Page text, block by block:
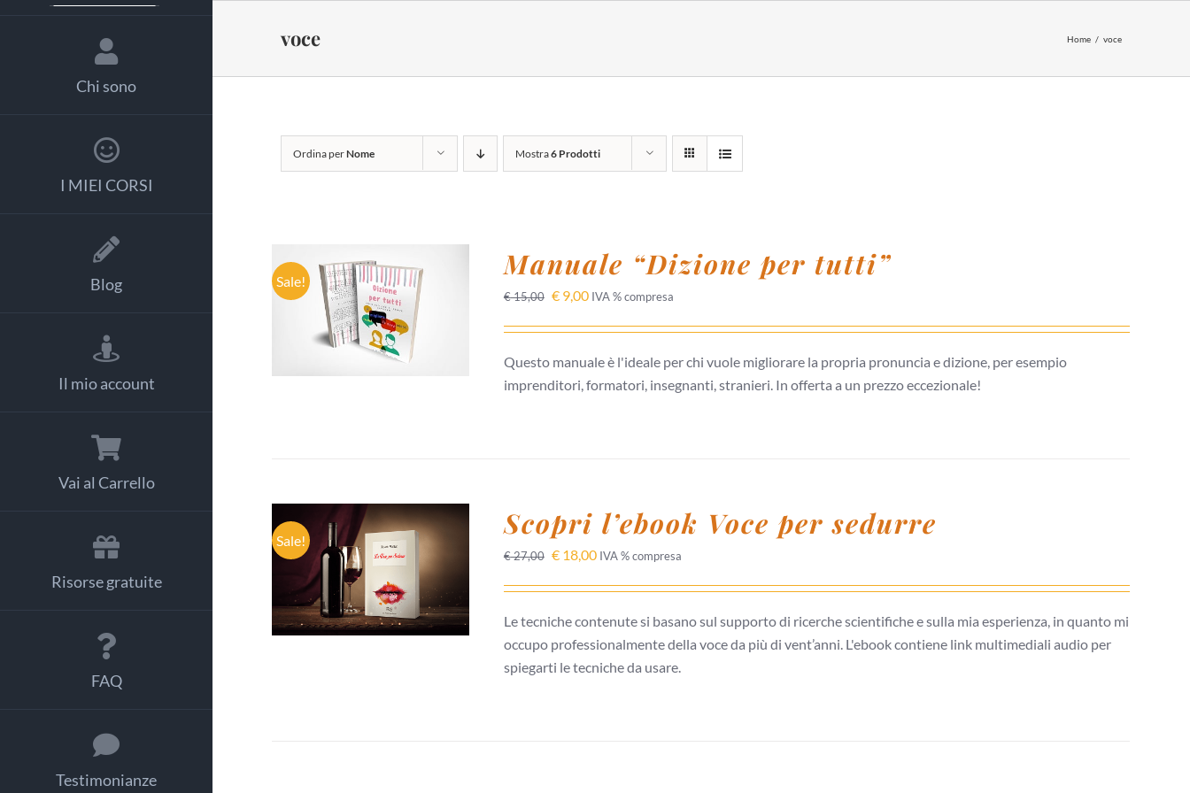
Chi sono
I MIEI CORSI
Blog
Il mio account
Vai al Carrello
Risorse gratuite
FAQ
Testimonianze
voce Home voce
Ordina perNome Mostra6 Prodotti
Sale!
AGGIUNGI AL
CARRELLO
/
DETTAGLI
Manuale “Dizione per tutti”
€15,00 €9,00 IVA % compresa
Questo manuale è l'ideale per chi vuole migliorare la propria pronuncia e dizione, per esempio
imprenditori, formatori, insegnanti, stranieri. In offerta a un prezzo eccezionale!
Sale!
AGGIUNGI AL
CARRELLO
DETTAGLI
Scopri l’ebook Voce per sedurre
€27,00 €18,00 IVA % compresa
Le tecniche contenute si basano sul supporto di ricerche scientifiche e sulla mia esperienza, in quanto mi
occupo professionalmente della voce da più di vent’anni. L'ebook contiene link multimediali audio per
spiegarti le tecniche da usare.